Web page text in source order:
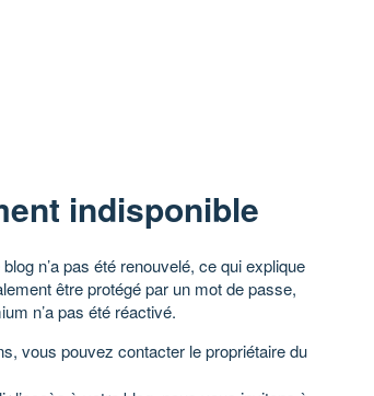
indisponible
n’a pas été renouvelé, ce qui explique
être protégé par un mot de passe,
n’a pas été réactivé.
vous pouvez contacter le propriétaire du